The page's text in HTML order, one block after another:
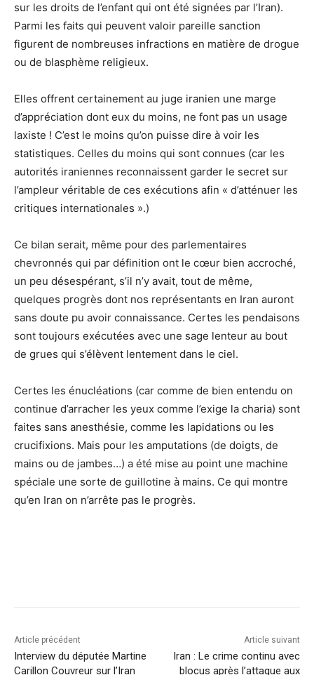
sur les droits de l’enfant qui ont été signées par l’Iran).
Parmi les faits qui peuvent valoir pareille sanction
figurent de nombreuses infractions en matière de drogue
ou de blasphème religieux.
Elles offrent certainement au juge iranien une marge
d’appréciation dont eux du moins, ne font pas un usage
laxiste ! C’est le moins qu’on puisse dire à voir les
statistiques. Celles du moins qui sont connues (car les
autorités iraniennes reconnaissent garder le secret sur
l’ampleur véritable de ces exécutions afin « d’atténuer les
critiques internationales ».)
Ce bilan serait, même pour des parlementaires
chevronnés qui par définition ont le cœur bien accroché,
un peu désespérant, s’il n’y avait, tout de même,
quelques progrès dont nos représentants en Iran auront
sans doute pu avoir connaissance. Certes les pendaisons
sont toujours exécutées avec une sage lenteur au bout
de grues qui s’élèvent lentement dans le ciel.
Certes les énucléations (car comme de bien entendu on
continue d’arracher les yeux comme l’exige la charia) sont
faites sans anesthésie, comme les lapidations ou les
crucifixions. Mais pour les amputations (de doigts, de
mains ou de jambes…) a été mise au point une machine
spéciale une sorte de guillotine à mains. Ce qui montre
qu’en Iran on n’arrête pas le progrès.
Article précédent
Interview du députée Martine
Carillon Couvreur sur l’Iran
Article suivant
Iran : Le crime continu avec
blocus après l’attaque aux